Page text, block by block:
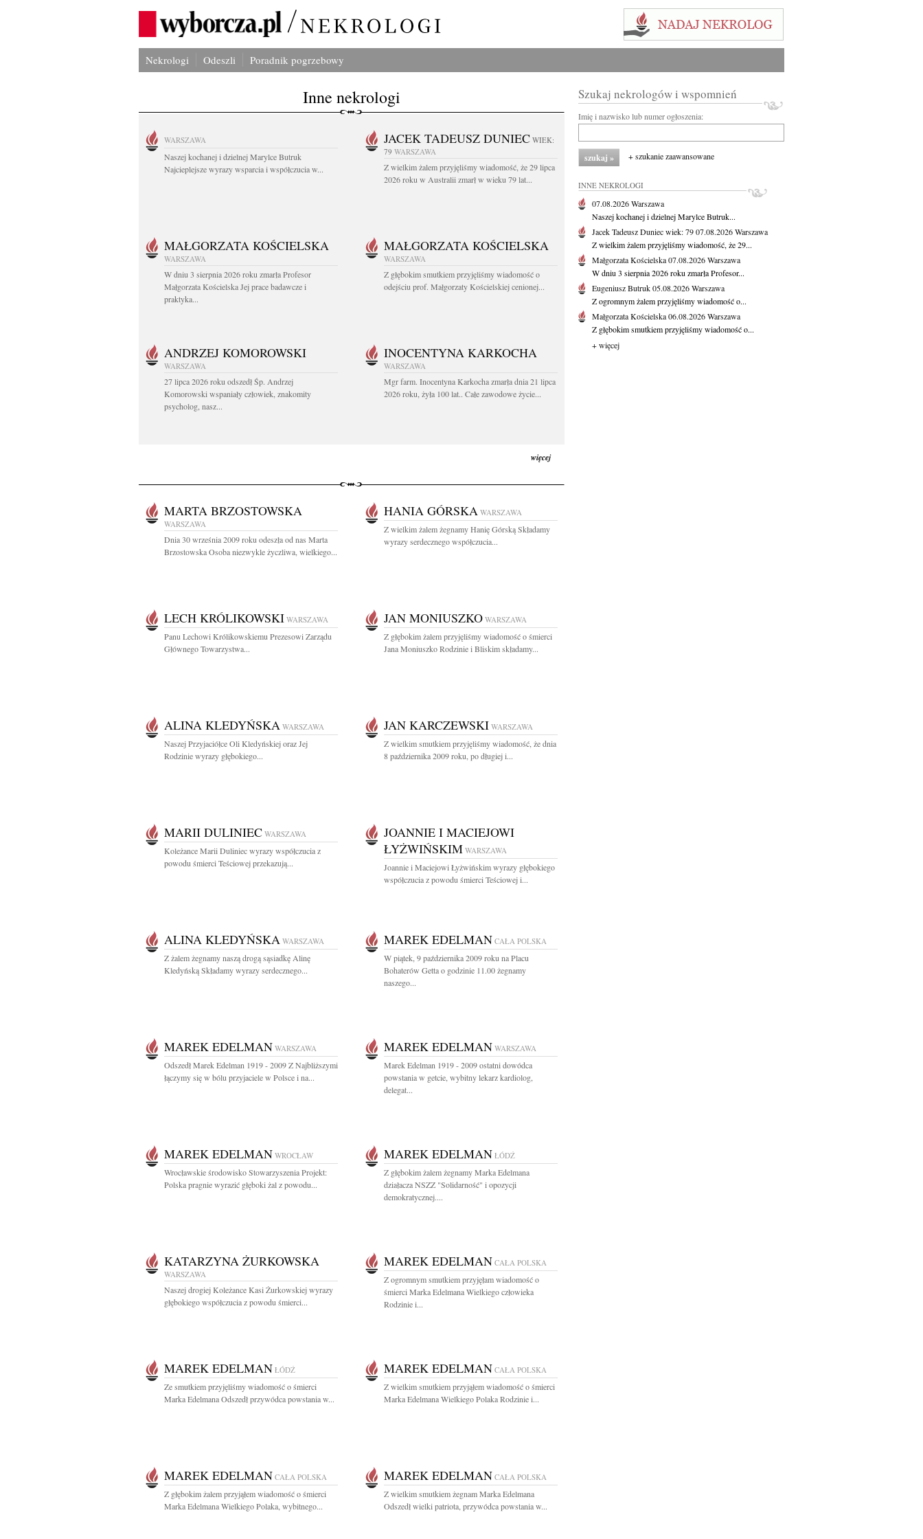
Nekrologi Odeszli Poradnik pogrzebowy
Inne nekrologi
WARSZAWA
Naszej kochanej i dzielnej Marylce Butruk
Najcieplejsze wyrazy wsparcia i współczucia w...
JACEK TADEUSZ DUNIEC WIEK:
79 WARSZAWA
Z wielkim żalem przyjęliśmy wiadomość, że 29 lipca
2026 roku w Australii zmarł w wieku 79 lat...
MAŁGORZATA KOŚCIELSKA
WARSZAWA
W dniu 3 sierpnia 2026 roku zmarła Profesor
Małgorzata Kościelska Jej prace badawcze i
praktyka...
MAŁGORZATA KOŚCIELSKA
WARSZAWA
Z głębokim smutkiem przyjęliśmy wiadomość o
odejściu prof. Małgorzaty Kościelskiej cenionej...
ANDRZEJ KOMOROWSKI
WARSZAWA
27 lipca 2026 roku odszedł Śp. Andrzej
Komorowski wspaniały człowiek, znakomity
psycholog, nasz...
INOCENTYNA KARKOCHA
WARSZAWA
Mgr farm. Inocentyna Karkocha zmarła dnia 21 lipca
2026 roku, żyła 100 lat.. Całe zawodowe życie...
więcej
MARTA BRZOSTOWSKA
WARSZAWA
Dnia 30 września 2009 roku odeszła od nas Marta
Brzostowska Osoba niezwykle życzliwa, wielkiego...
HANIA GÓRSKA WARSZAWA
Z wielkim żalem żegnamy Hanię Górską Składamy
wyrazy serdecznego współczucia...
LECH KRÓLIKOWSKI WARSZAWA
Panu Lechowi Królikowskiemu Prezesowi Zarządu
Głównego Towarzystwa...
JAN MONIUSZKO WARSZAWA
Z głębokim żalem przyjęliśmy wiadomość o śmierci
Jana Moniuszko Rodzinie i Bliskim składamy...
ALINA KLEDYŃSKA WARSZAWA
Naszej Przyjaciółce Oli Kledyńskiej oraz Jej
Rodzinie wyrazy głębokiego...
JAN KARCZEWSKI WARSZAWA
Z wielkim smutkiem przyjęliśmy wiadomość, że dnia
8 października 2009 roku, po długiej i...
MARII DULINIEC WARSZAWA
Koleżance Marii Duliniec wyrazy współczucia z
powodu śmierci Teściowej przekazują...
JOANNIE I MACIEJOWI
ŁYŻWIŃSKIM WARSZAWA
Joannie i Maciejowi Łyżwińskim wyrazy głębokiego
współczucia z powodu śmierci Teściowej i...
ALINA KLEDYŃSKA WARSZAWA
Z żalem żegnamy naszą drogą sąsiadkę Alinę
Kledyńską Składamy wyrazy serdecznego...
MAREK EDELMAN CAŁA POLSKA
W piątek, 9 października 2009 roku na Placu
Bohaterów Getta o godzinie 11.00 żegnamy
naszego...
MAREK EDELMAN WARSZAWA
Odszedł Marek Edelman 1919 - 2009 Z Najbliższymi
łączymy się w bólu przyjaciele w Polsce i na...
MAREK EDELMAN WARSZAWA
Marek Edelman 1919 - 2009 ostatni dowódca
powstania w getcie, wybitny lekarz kardiolog,
delegat...
MAREK EDELMAN WROCŁAW
Wrocławskie środowisko Stowarzyszenia Projekt:
Polska pragnie wyrazić głęboki żal z powodu...
MAREK EDELMAN ŁÓDŹ
Z głębokim żalem żegnamy Marka Edelmana
działacza NSZZ "Solidarność" i opozycji
demokratycznej....
KATARZYNA ŻURKOWSKA
WARSZAWA
Naszej drogiej Koleżance Kasi Żurkowskiej wyrazy
głębokiego współczucia z powodu śmierci...
MAREK EDELMAN CAŁA POLSKA
Z ogromnym smutkiem przyjęłam wiadomość o
śmierci Marka Edelmana Wielkiego człowieka
Rodzinie i...
MAREK EDELMAN ŁÓDŹ
Ze smutkiem przyjęliśmy wiadomość o śmierci
Marka Edelmana Odszedł przywódca powstania w...
MAREK EDELMAN CAŁA POLSKA
Z wielkim smutkiem przyjąłem wiadomość o śmierci
Marka Edelmana Wielkiego Polaka Rodzinie i...
MAREK EDELMAN CAŁA POLSKA
Z głębokim żalem przyjąłem wiadomość o śmierci
Marka Edelmana Wielkiego Polaka, wybitnego...
MAREK EDELMAN CAŁA POLSKA
Z wielkim smutkiem żegnam Marka Edelmana
Odszedł wielki patriota, przywódca powstania w...
Szukaj nekrologów i wspomnień
Imię i nazwisko lub numer ogłoszenia:
+ szukanie zaawansowane
INNE NEKROLOGI
07.08.2026Warszawa
Naszej kochanej i dzielnej Marylce Butruk...
Jacek Tadeusz Duniecwiek: 7907.08.2026Warszawa
Z wielkim żalem przyjęliśmy wiadomość, że 29...
Małgorzata Kościelska07.08.2026Warszawa
W dniu 3 sierpnia 2026 roku zmarła Profesor...
Eugeniusz Butruk05.08.2026Warszawa
Z ogromnym żalem przyjęliśmy wiadomość o...
Małgorzata Kościelska06.08.2026Warszawa
Z głębokim smutkiem przyjęliśmy wiadomość o...
+ więcej